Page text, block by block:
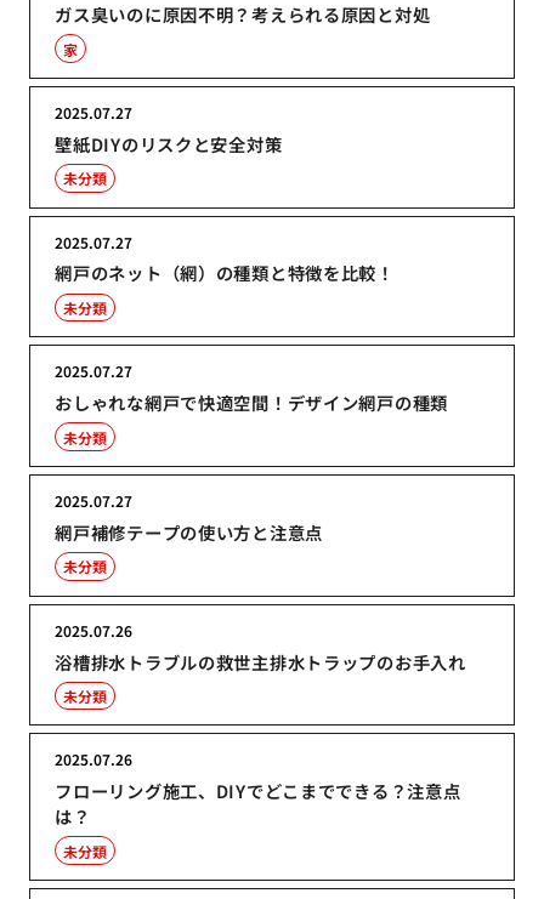
ガス臭いのに原因不明？考えられる原因と対処
家
壁紙DIYのリスクと安全対策
2025.07.27
未分類
網戸のネット（網）の種類と特徴を比較！
2025.07.27
未分類
おしゃれな網戸で快適空間！デザイン網戸の種類
2025.07.27
未分類
網戸補修テープの使い方と注意点
2025.07.27
未分類
浴槽排水トラブルの救世主排水トラップのお手入れ
2025.07.26
未分類
フローリング施工、DIYでどこまでできる？注意点
は？
2025.07.26
未分類